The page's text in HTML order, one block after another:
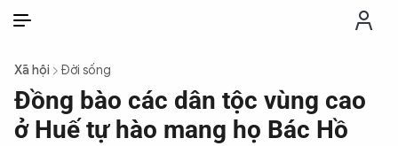
THỜI SỰ
Xã hội Đời sống
Đồng bào các dân tộc vùng cao
ở Huế tự hào mang họ Bác Hồ